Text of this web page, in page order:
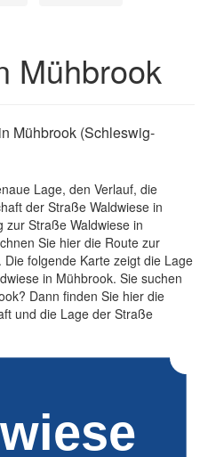
Mühbrook
Mühbrook (Schleswig-
Lage, den Verlauf, die
der Straße Waldwiese in
zur Straße Waldwiese in
Sie hier die Route zur
folgende Karte zeigt die Lage
in Mühbrook. Sie suchen
Dann finden Sie hier die
und die Lage der Straße